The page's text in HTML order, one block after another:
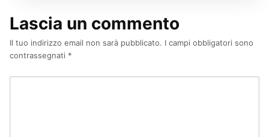
Lascia un commento
Il tuo indirizzo email non sarà pubblicato. I campi obbligatori sono
contrassegnati *